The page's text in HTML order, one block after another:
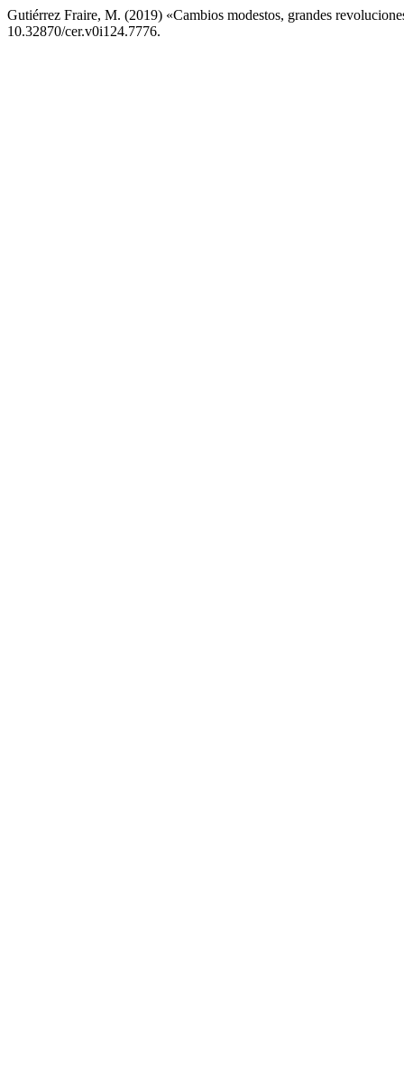
Gutiérrez Fraire, M. (2019) «Cambios modestos, grandes
10.32870/cer.v0i124.7776.